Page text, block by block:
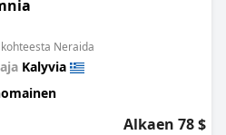
Neraida
Kalyvia
Alkaen 78 $